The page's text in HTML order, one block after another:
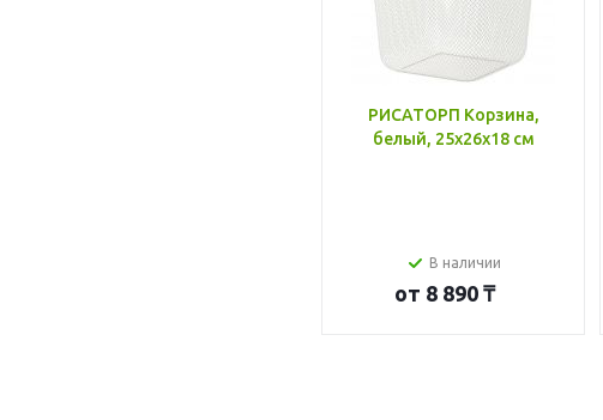
РИСАТОРП Корзина,
белый, 25x26x18 см
В наличии
от 8 890 ₸